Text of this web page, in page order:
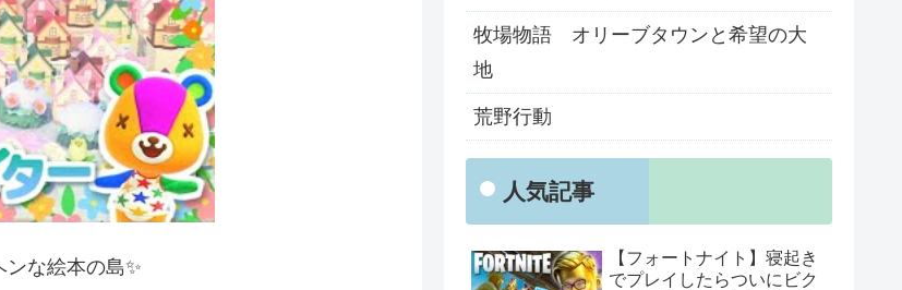
な絵本の島✨
牧場物語 オリーブタウンと希望の大
地
荒野行動
人気記事
【フォートナイト】寝起き
でプレイしたらついにビク